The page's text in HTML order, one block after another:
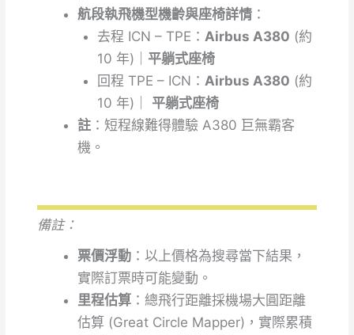
航段執飛機型機齡與座椅詳情：
去程 ICN – TPE：Airbus A380 (約
10 年)｜ 平躺式座椅
回程 TPE – ICN：Airbus A380 (約
10 年)｜ 平躺式座椅
註：短程線難得體驗 A380 巨無霸客
機。
備註：
票價浮動：以上價格為搜尋當下結果，
實際訂票時可能變動。
里程估算：總飛行距離採機場大圓距離
估算 (Great Circle Mapper)，實際累積